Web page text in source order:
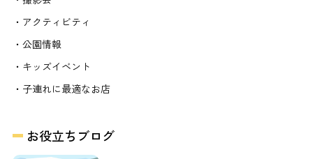
・アクティビティ
・公園情報
・キッズイベント
・子連れに最適なお店
お役立ちブログ